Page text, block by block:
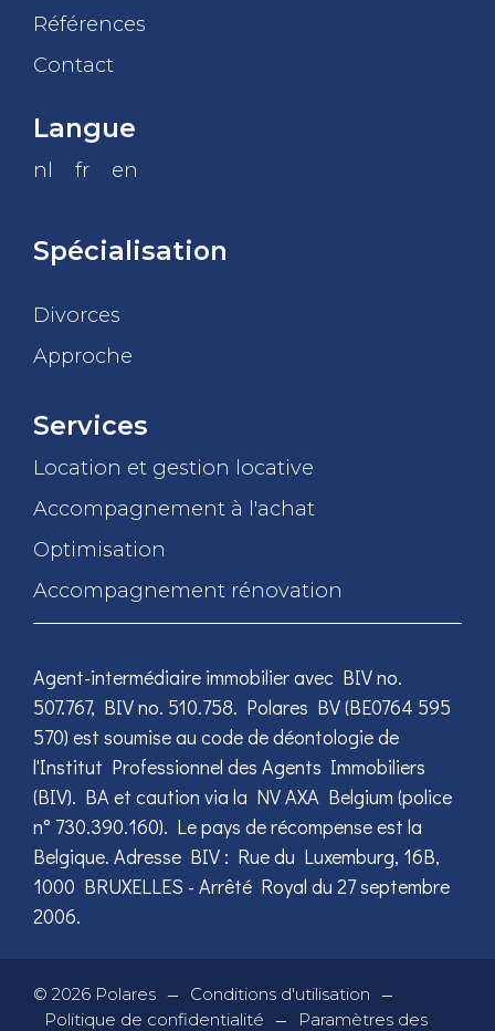
Références
Contact
Langue
nl fr en
Spécialisation
Divorces
Approche
Services
Location et gestion locative
Accompagnement à l'achat
Optimisation
Accompagnement rénovation
Agent-intermédiaire immobilier avec BIV no.
507.767, BIV no. 510.758. Polares BV (BE0764 595
570) est soumise au code de déontologie de
l'Institut Professionnel des Agents Immobiliers
(BIV). BA et caution via la NV AXA Belgium (police
n° 730.390.160). Le pays de récompense est la
Belgique. Adresse BIV : Rue du Luxemburg, 16B,
1000 BRUXELLES - Arrêté Royal du 27 septembre
2006.
© 2026 Polares — Conditions d'utilisation —
Politique de confidentialité — Paramètres des